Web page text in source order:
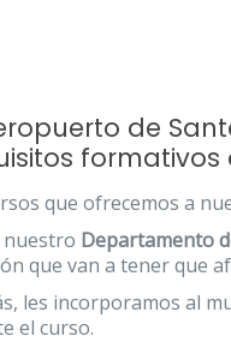
de
que ofrecemos a
nuestro Departamento
que van a tener que
les incorporamos al
el curso.